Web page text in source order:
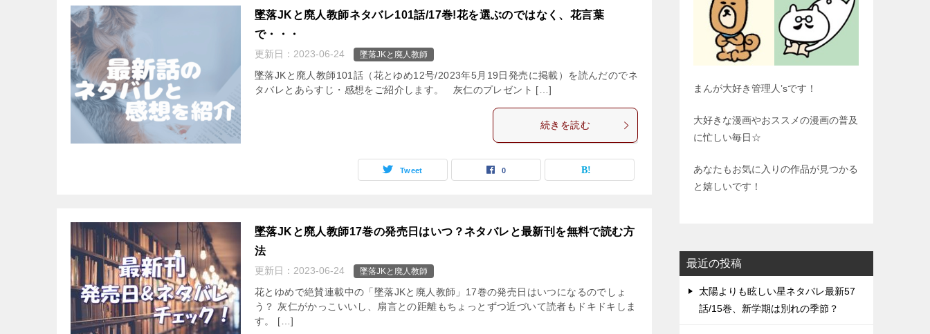
墜落JKと廃人教師ネタバレ101話/17巻!花を選ぶのではなく、花言葉
で・・・
更新日： 2023-06-24 墜落JKと廃人教師
墜落JKと廃人教師101話（花とゆめ12号/2023年5月19日発売に掲載）を読んだのでネ
タバレとあらすじ・感想をご紹介します。 灰仁のプレゼント […]
続きを読む
Tweet 0
墜落JKと廃人教師17巻の発売日はいつ？ネタバレと最新刊を無料で読む方
法
更新日： 2023-06-24 墜落JKと廃人教師
花とゆめで絶賛連載中の「墜落JKと廃人教師」17巻の発売日はいつになるのでしょ
う？ 灰仁がかっこいいし、扇言との距離もちょっとずつ近づいて読者もドキドキしま
す。 […]
まんが大好き管理人’sです！
大好きな漫画やおススメの漫画の普及
に忙しい毎日☆
あなたもお気に入りの作品が見つかる
と嬉しいです！
最近の投稿
太陽よりも眩しい星ネタバレ最新57
話/15巻、新学期は別れの季節？